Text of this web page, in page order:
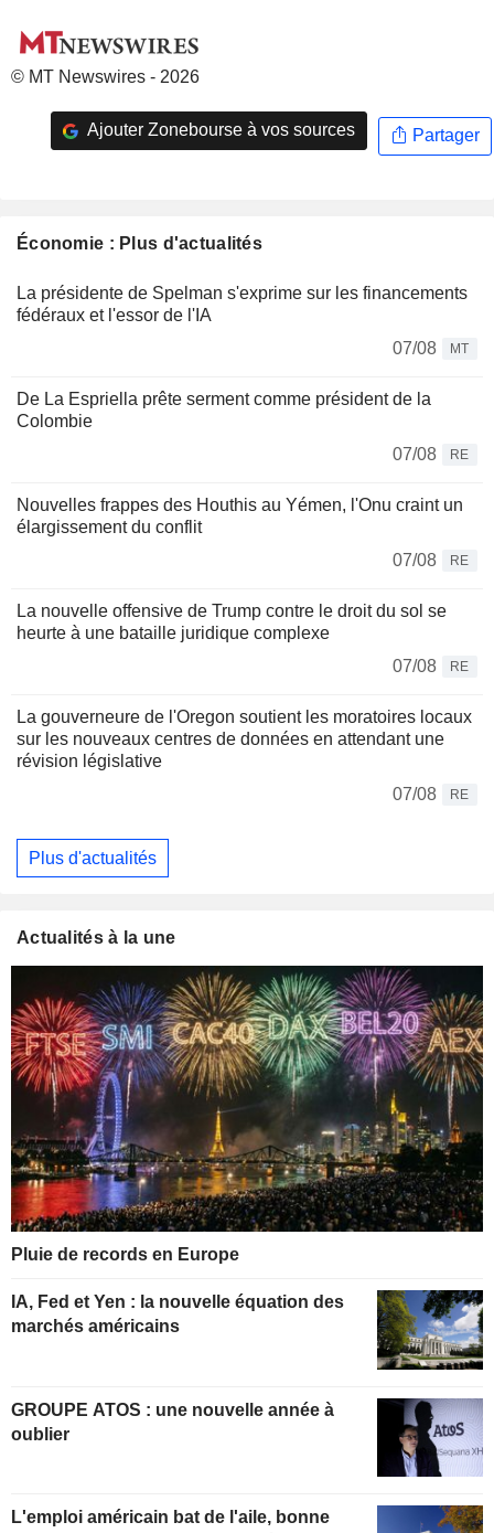
© MT Newswires - 2026
Ajouter Zonebourse à vos sources Partager
Économie : Plus d'actualités
La présidente de Spelman s'exprime sur les financements
fédéraux et l'essor de l'IA
07/08
MT
De La Espriella prête serment comme président de la
Colombie
07/08
RE
Nouvelles frappes des Houthis au Yémen, l'Onu craint un
élargissement du conflit
07/08
RE
La nouvelle offensive de Trump contre le droit du sol se
heurte à une bataille juridique complexe
07/08
RE
La gouverneure de l'Oregon soutient les moratoires locaux
sur les nouveaux centres de données en attendant une
révision législative
07/08
RE
Plus d'actualités
Actualités à la une
Pluie de records en Europe
IA, Fed et Yen : la nouvelle équation des
marchés américains
GROUPE ATOS : une nouvelle année à
oublier
L'emploi américain bat de l'aile, bonne